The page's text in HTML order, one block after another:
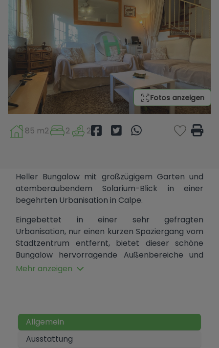
Fotos anzeigen
85 m2 2 2
Heller Bungalow mit großzügigem Garten und
atemberaubendem Solarium-Blick in einer
begehrten Urbanisation in Calpe.
Eingebettet in einer sehr gefragten
Urbanisation, nur einen kurzen Spaziergang vom
Stadtzentrum entfernt, bietet dieser schöne
Bungalow hervorragende Außenbereiche und
einen schönen offenen Blick.
Zusammenkünfte oder ruhige Entspannung.
Große Markisen spenden Schatten über der
Terrasse und den Gartenbereichen und sorgen
Mehr anzeigen
Allgemein
Ausstattung